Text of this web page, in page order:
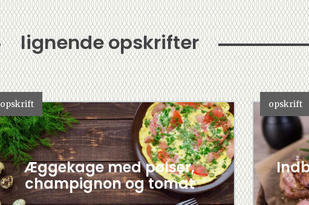
lignende opskrifter
opskrift
Æggekage med pølser,
champignon og tomat
opskrift